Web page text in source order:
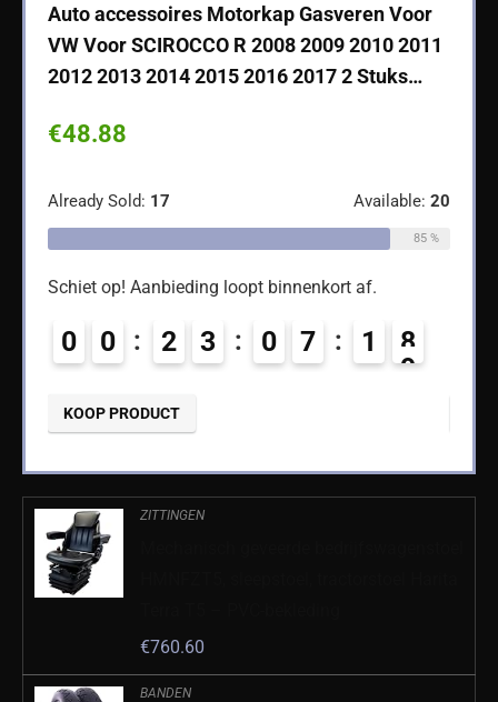
Auto accessoires Motorkap Gasveren Voor
VW Voor SCIROCCO R 2008 2009 2010 2011
2012 2013 2014 2015 2016 2017 2 Stuks…
€48.88
Already Sold: 17 Available: 20
85 %
Schiet op! Aanbieding loopt binnenkort af.
0 0 2 3 0 7 1 7
8
KOOP PRODUCT
ZITTINGEN
€760.60
BANDEN